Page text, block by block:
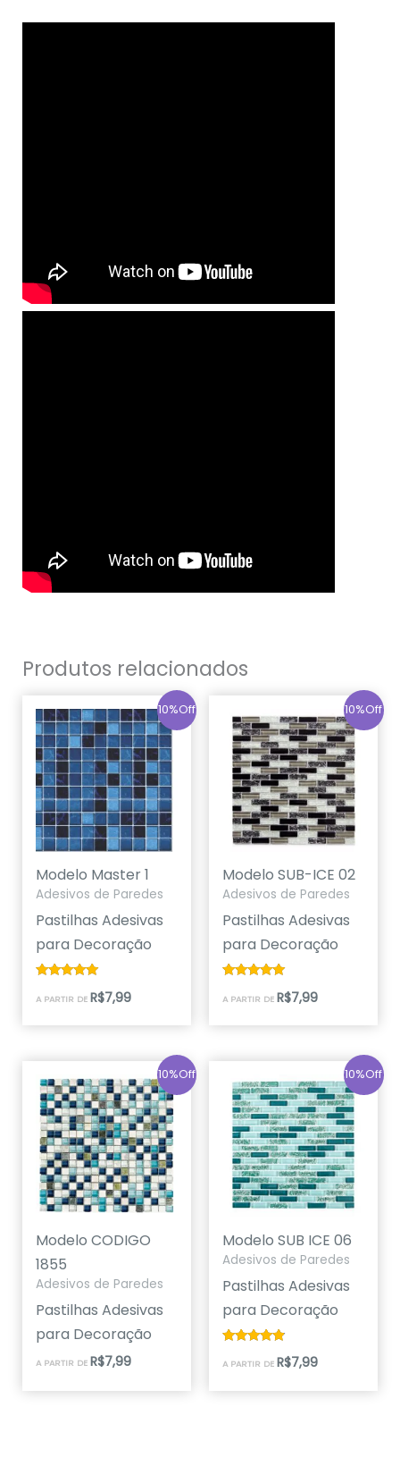
Produtos relacionados
10%Off
Modelo Master 1
Adesivos de Paredes
Pastilhas Adesivas
para Decoração
5.00
A PARTIR DE R$7,99
10%Off
Modelo SUB-ICE 02
Adesivos de Paredes
Pastilhas Adesivas
para Decoração
5.00
A PARTIR DE R$7,99
10%Off
Modelo CODIGO
1855
Adesivos de Paredes
Pastilhas Adesivas
para Decoração
A PARTIR DE R$7,99
10%Off
Modelo SUB ICE 06
Adesivos de Paredes
Pastilhas Adesivas
para Decoração
4.67
A PARTIR DE R$7,99